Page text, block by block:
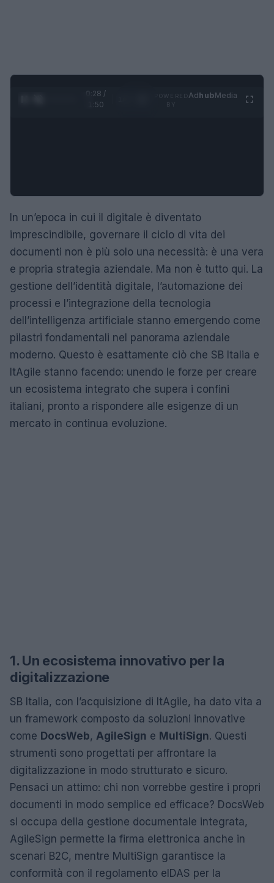
0:29 /
1:50
AdhubMedia
In un’epoca in cui il digitale è diventato
imprescindibile, governare il ciclo di vita dei
documenti non è più solo una necessità: è una vera
e propria strategia aziendale. Ma non è tutto qui. La
gestione dell’identità digitale, l’automazione dei
processi e l’integrazione della tecnologia
dell’intelligenza artificiale stanno emergendo come
pilastri fondamentali nel panorama aziendale
moderno. Questo è esattamente ciò che SB Italia e
ItAgile stanno facendo: unendo le forze per creare
un ecosistema integrato che supera i confini
italiani, pronto a rispondere alle esigenze di un
mercato in continua evoluzione.
1. Un ecosistema innovativo per la
digitalizzazione
SB Italia, con l’acquisizione di ItAgile, ha dato vita a
un framework composto da soluzioni innovative
come DocsWeb, AgileSign e MultiSign. Questi
strumenti sono progettati per affrontare la
digitalizzazione in modo strutturato e sicuro.
Pensaci un attimo: chi non vorrebbe gestire i propri
documenti in modo semplice ed efficace? DocsWeb
si occupa della gestione documentale integrata,
AgileSign permette la firma elettronica anche in
scenari B2C, mentre MultiSign garantisce la
conformità con il regolamento eIDAS per la